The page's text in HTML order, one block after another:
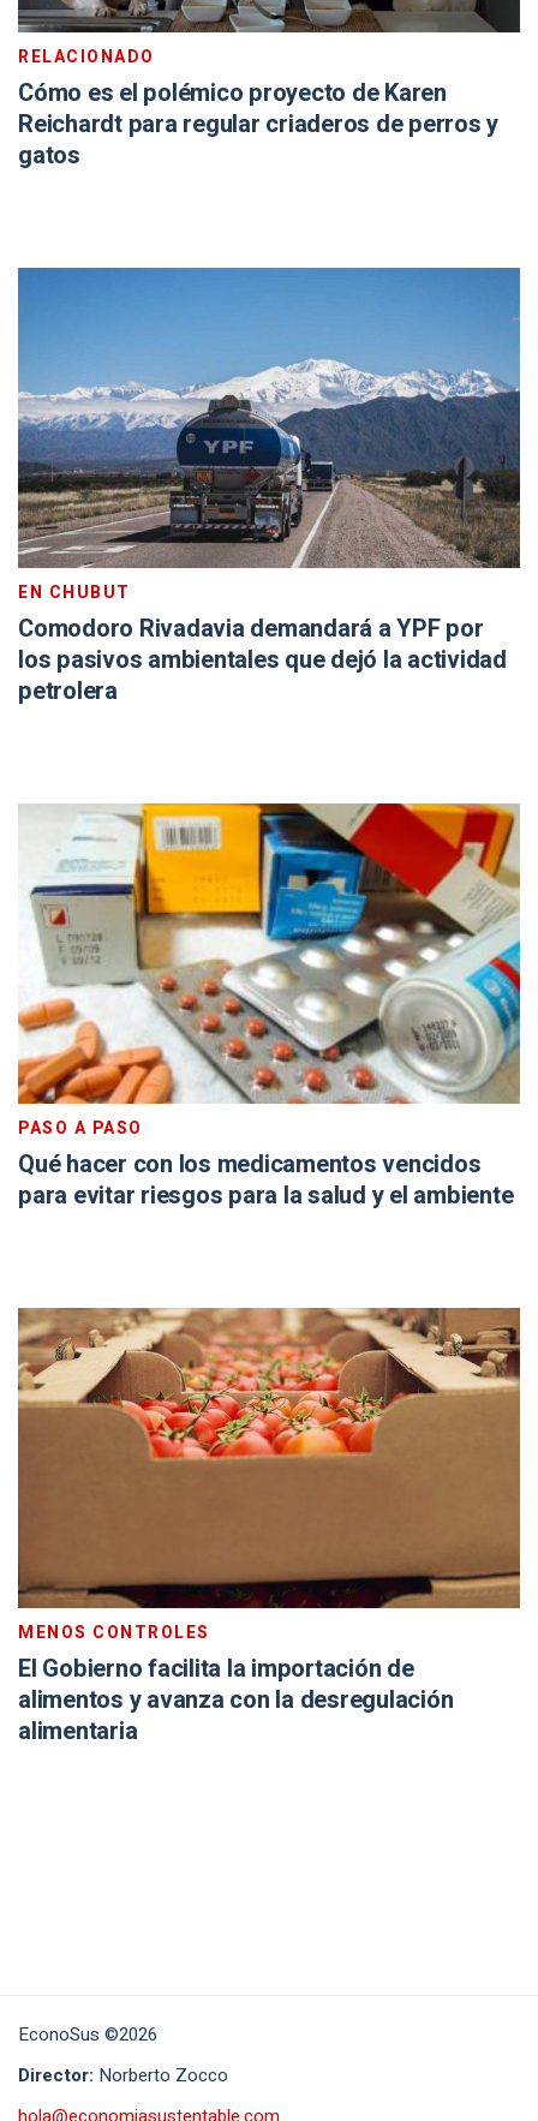
RELACIONADO
Cómo es el polémico proyecto de Karen
Reichardt para regular criaderos de perros y
gatos
EN CHUBUT
Comodoro Rivadavia demandará a YPF por
los pasivos ambientales que dejó la actividad
petrolera
PASO A PASO
Qué hacer con los medicamentos vencidos
para evitar riesgos para la salud y el ambiente
MENOS CONTROLES
El Gobierno facilita la importación de
alimentos y avanza con la desregulación
alimentaria
EconoSus ©2026
Director: Norberto Zocco